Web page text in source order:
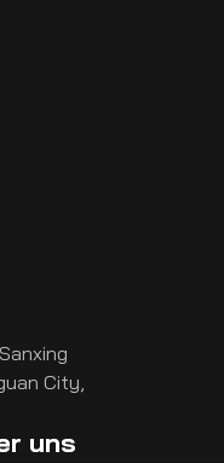
City,
uns